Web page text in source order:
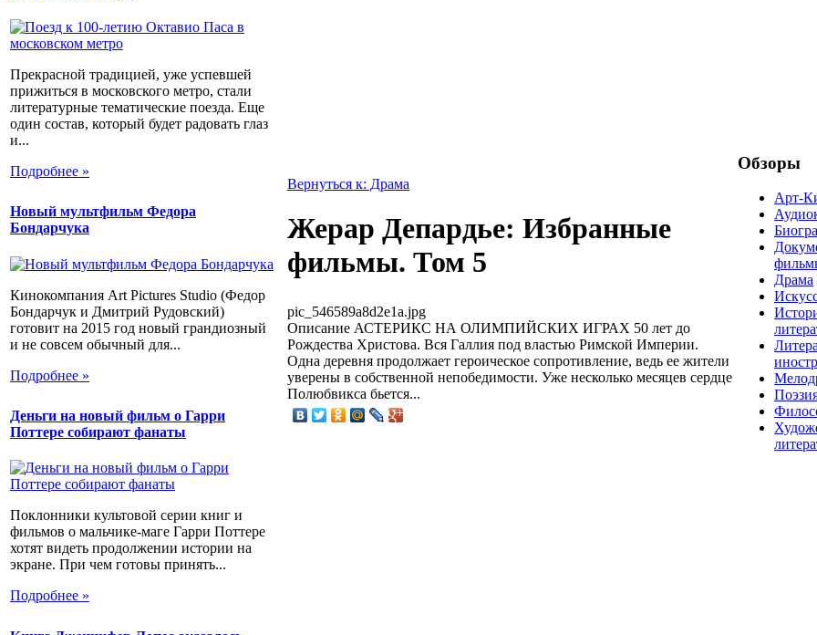
Прекрасной традицией, уже успевшей
прижиться в московского метро, стали
литературные тематические поезда. Еще
один состав, который будет радовать глаз
и...
Подробнее »
Новый мультфильм Федора
Бондарчука
Кинокомпания Art Pictures Studio (Федор
Бондарчук и Дмитрий Рудовский)
готовит на 2015 год новый грандиозный
и не совсем обычный для...
Подробнее »
Деньги на новый фильм о Гарри
Поттере собирают фанаты
Поклонники культовой серии книг и
фильмов о мальчике-маге Гарри Поттере
хотят видеть продолжении истории на
экране. При чем готовы принять...
Подробнее »
Вернуться к: Драма
Жерар Депардье: Избранные
фильмы. Том 5
pic_546589a8d2e1a.jpg
Описание АСТЕРИКС НА ОЛИМПИЙСКИХ ИГРАХ 50 лет до
Рождества Христова. Вся Галлия под властью Римской Империи.
Одна деревня продолжает героическое сопротивление, ведь ее жители
уверены в собственной непобедимости. Уже несколько месяцев сердце
Полюбвикса бьется...
Обзоры
Арт-
Драма